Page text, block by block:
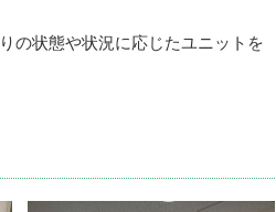
の状態や状況に応じたユニットを